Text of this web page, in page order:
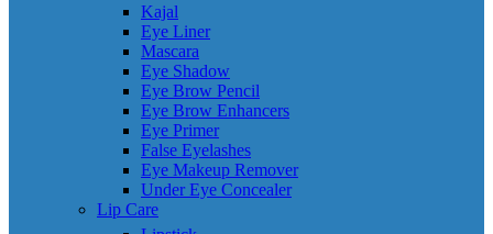
Kajal
Eye Liner
Mascara
Eye Shadow
Eye Brow Pencil
Eye Brow Enhancers
Eye Primer
False Eyelashes
Eye Makeup Remover
Under Eye Concealer
Lip Care